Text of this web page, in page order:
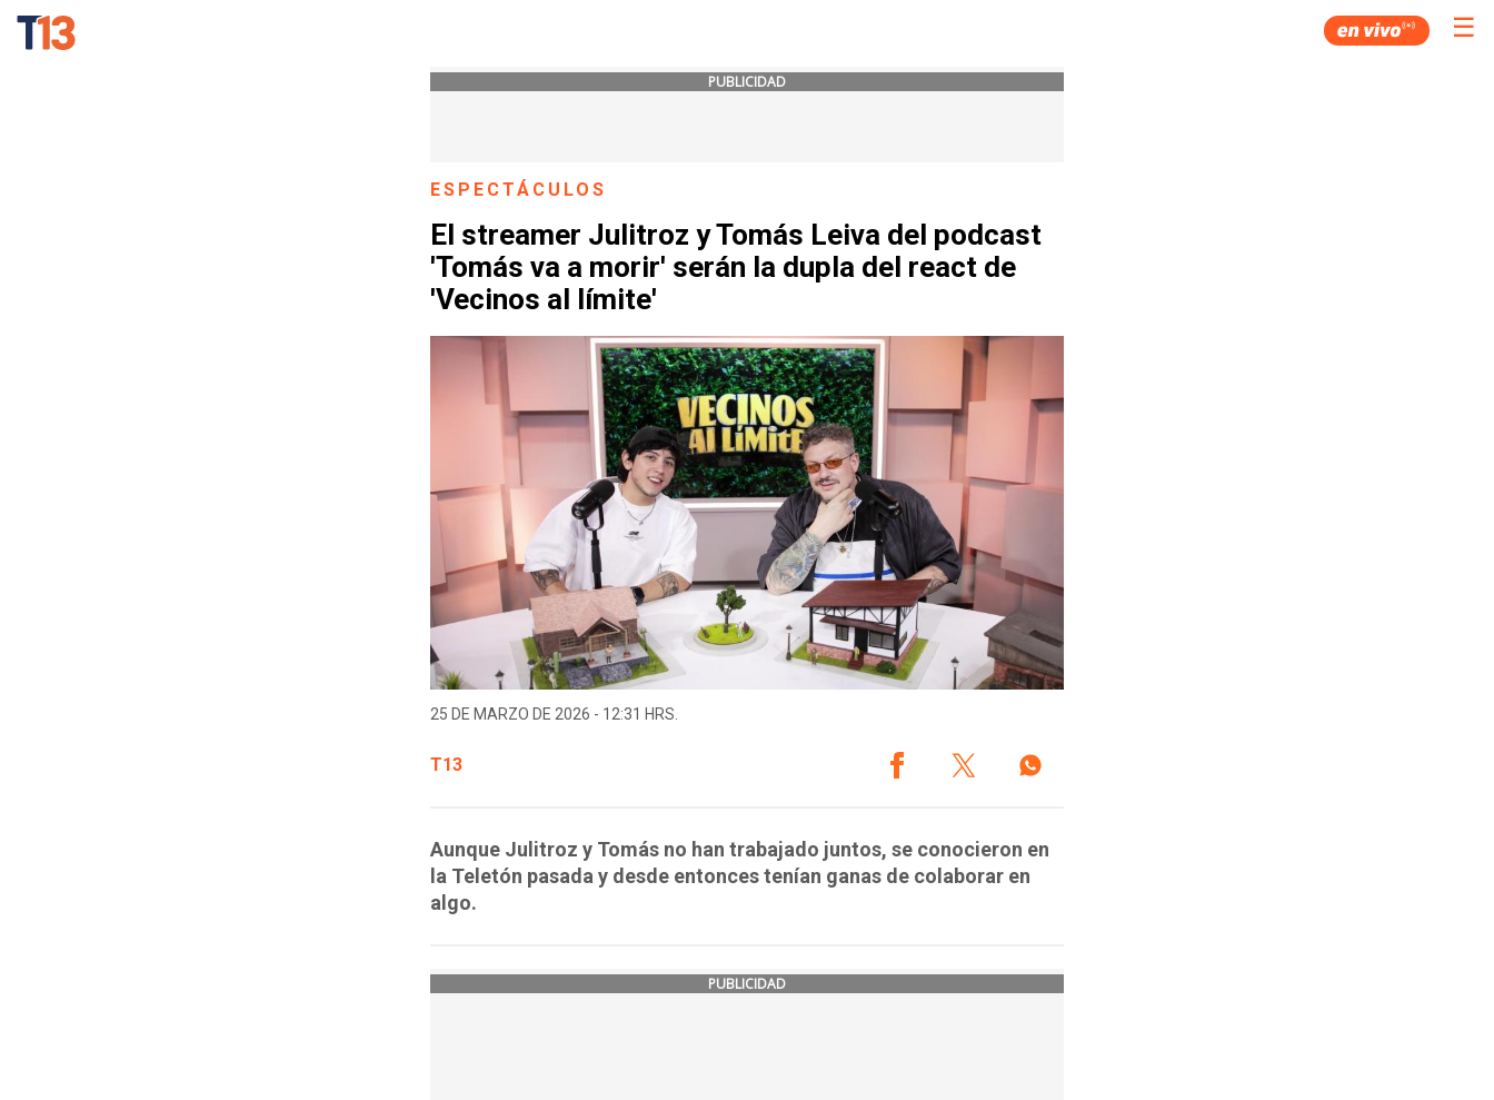
☰
PUBLICIDAD
ESPECTÁCULOS
El streamer Julitroz y Tomás Leiva del podcast
'Tomás va a morir' serán la dupla del react de
'Vecinos al límite'
25 DE MARZO DE 2026 - 12:31 HRS.
T13
Aunque Julitroz y Tomás no han trabajado juntos, se conocieron en
la Teletón pasada y desde entonces tenían ganas de colaborar en
algo.
PUBLICIDAD